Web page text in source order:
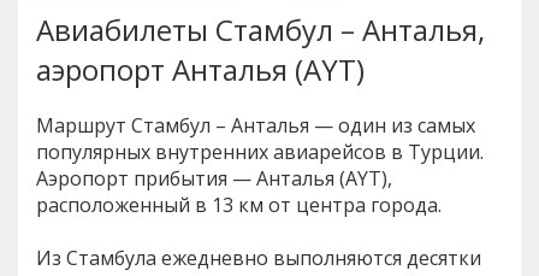
Авиабилеты Стамбул – Анталья,
аэропорт Анталья (AYT)
Маршрут Стамбул – Анталья — один из самых
популярных внутренних авиарейсов в Турции.
Аэропорт прибытия — Анталья (AYT),
расположенный в 13 км от центра города.
Из Стамбула ежедневно выполняются десятки